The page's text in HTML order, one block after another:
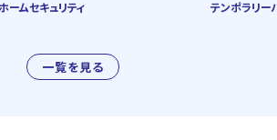
一覧を見る
ームセキュリティ テンポラリー